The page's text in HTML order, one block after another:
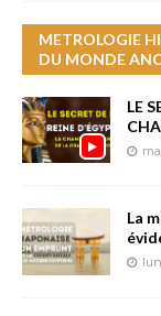
METROLOGIE
DU MONDE
LE
La